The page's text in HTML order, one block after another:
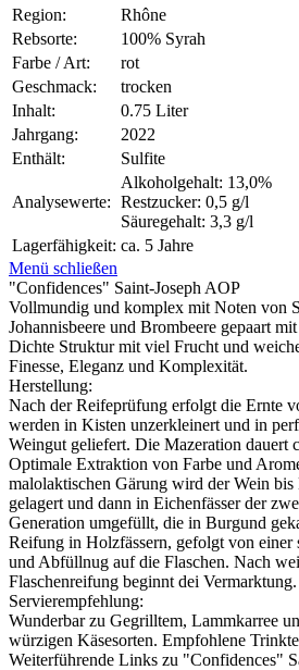
Region:
Rhône
Rebsorte:
100% Syrah
Farbe / Art:
rot
Geschmack:
trocken
Inhalt:
0.75 Liter
Jahrgang:
2022
Enthält:
Sulfite
Analysewerte:
Alkoholgehalt: 13,0%
Restzucker: 0,5 g/l
Säuregehalt: 3,3 g/l
Lagerfähigkeit: ca. 5 Jahre
Menü schließen
"Confidences" Saint-Joseph AOP
Vollmundig und komplex mit Noten von
Johannisbeere und Brombeere gepaart
Dichte Struktur mit viel Frucht und
Finesse, Eleganz und Komplexität.
Herstellung:
Nach der Reifeprüfung erfolgt die Ernte
werden in Kisten unzerkleinert und in
Weingut geliefert. Die Mazeration dauert
Optimale Extraktion von Farbe und
malolaktischen Gärung wird der Wein bis
gelagert und dann in Eichenfässer der
Generation umgefüllt, die in Burgund
Reifung in Holzfässern, gefolgt von einer
und Abfüllnug auf die Flaschen. Nach
Flaschenreifung beginnt dei Vermarktung.
Servierempfehlung:
Wunderbar zu Gegrilltem, Lammkarree
würzigen Käsesorten. Empfohlene
Weiterführende Links zu "Confidences"